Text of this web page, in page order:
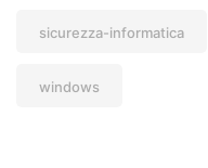
sicurezza-informatica
windows